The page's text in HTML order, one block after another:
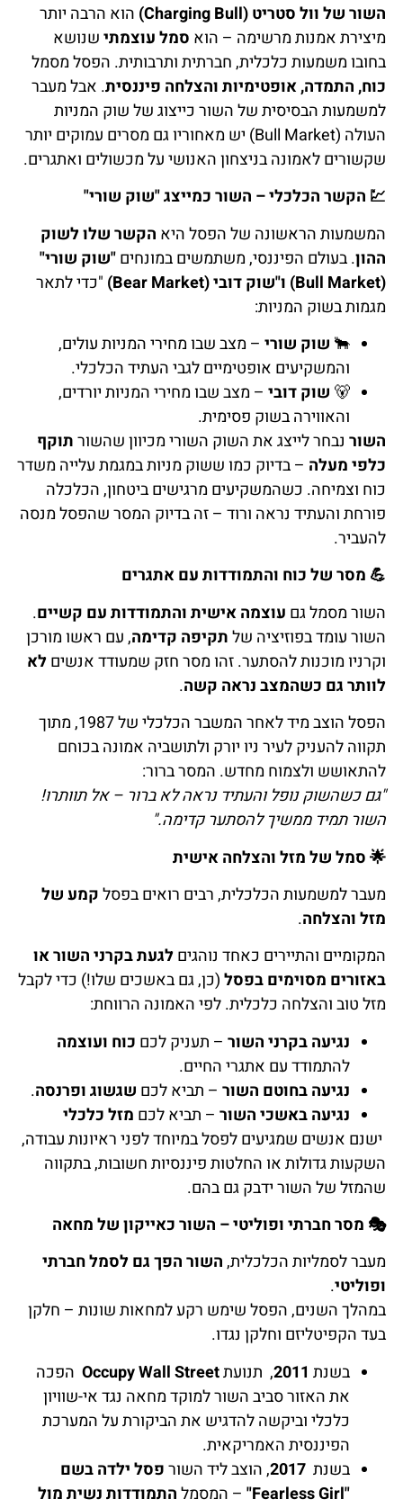
השור של וול סטריט (Charging Bull)
הוא הרבה יותר
מיצירת אמנות מרשימה – הוא סמל עוצמתישנושא
בחובו משמעות כלכלית, חברתית ותרבותית. הפסל מסמל
כוח, התמדה, אופטימיות והצלחה פיננסית. אבל מעבר
למשמעות הבסיסית של השור כייצוג של שוק המניות
העולה (Bull Market) יש מאחוריו גם מסרים עמוקים יותר
שקשורים לאמונה בניצחון האנושי על מכשולים ואתגרים.
💹 הקשר הכלכלי – השור כמייצג "שוק שורי"
המשמעות הראשונה של הפסל היא הקשר שלו לשוק
ההון. בעולם הפיננסי, משתמשים במונחים"שוק שורי"
(Bull Market) ו"שוק דובי (Bear Market)
"כדי לתאר
מגמות בשוק המניות:
🐂 שוק שורי– מצב שבו מחירי המניות עולים,
והמשקיעים אופטימיים לגבי העתיד הכלכלי.
🐻 שוק דובי– מצב שבו מחירי המניות יורדים,
והאווירה בשוק פסימית.
השורנבחר לייצג את השוק השורי מכיוון שהשורתוקף
כלפי מעלה – בדיוק כמו ששוק מניות במגמת עלייה משדר
כוח וצמיחה. כשהמשקיעים מרגישים ביטחון, הכלכלה
פורחת והעתיד נראה ורוד – זה בדיוק המסר שהפסל מנסה
להעביר.
💪 מסר של כוח והתמודדות עם אתגרים
השורמסמל גם עוצמה אישית והתמודדות עם קשיים.
השור עומד בפוזיציה שלתקיפה קדימה, עם ראשו מורכן
וקרניו מוכנות להסתער. זהו מסר חזק שמעודד אנשיםלא
לוותר גם כשהמצב נראה קשה.
הפסל הוצב מיד לאחר המשבר הכלכלי של 1987, מתוך
תקווה להעניק לעיר ניו יורק ולתושביה אמונה בכוחם
להתאושש ולצמוח מחדש. המסר ברור:
"גם כשהשוק נופל והעתיד נראה לא ברור – אל תוותרו!
השור תמיד ממשיך להסתער קדימה."
🌟סמל של מזל והצלחה אישית
מעבר למשמעות הכלכלית, רבים רואים בפסלקמע של
מזל והצלחה.
המקומיים והתיירים כאחד נוהגיםלגעת בקרני השור או
באזורים מסוימים בפסל(כן, גם באשכים שלו!) כדי לקבל
מזל טוב והצלחה כלכלית. לפי האמונה הרווחת:
נגיעה בקרני השור– תעניק לכם כוח ועוצמה
להתמודד עם אתגרי החיים.
נגיעה בחוטם השור– תביא לכם שגשוג ופרנסה.
נגיעה באשכי השור– תביא לכם מזל כלכלי
ישנם אנשים שמגיעים לפסל במיוחד לפני ראיונות עבודה,
השקעות גדולות או החלטות פיננסיות חשובות, בתקווה
שהמזל של השור ידבק גם בהם.
🎭 מסר חברתי ופוליטי – השור כאייקון של מחאה
מעבר לסמליות הכלכלית,השור הפך גם לסמל חברתי
ופוליטי.
במהלך השנים, הפסל שימש רקע למחאות שונות – חלקן
בעד הקפיטליזם וחלקן נגדו.
בשנת 2011, תנועתOccupy Wall Streetהפכה
את האזור סביב השור למוקד מחאה נגד אי-שוויון
כלכלי וביקשה להדגיש את הביקורת על המערכת
הפיננסית האמריקאית.
בשנת
, הוצב ליד השורפסל ילדה בשם
"Fearless Girl"
– המסמלהתמודדות נשית מול